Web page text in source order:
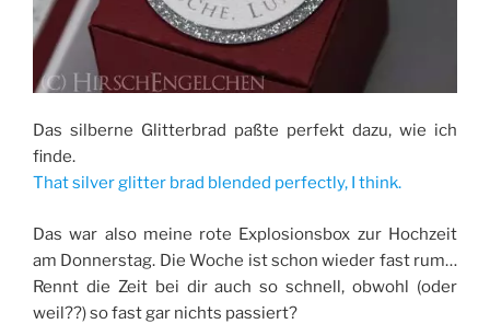
Das silberne Glitterbrad paßte perfekt dazu, wie ich
finde.
That silver glitter brad blended perfectly, I think.
Das war also meine rote Explosionsbox zur Hochzeit
am Donnerstag. Die Woche ist schon wieder fast rum…
Rennt die Zeit bei dir auch so schnell, obwohl (oder
weil??) so fast gar nichts passiert?